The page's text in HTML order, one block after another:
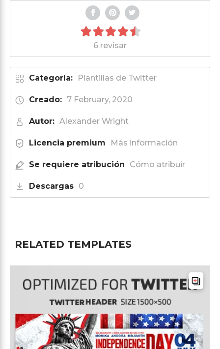
6 revisar
Categoría: Plantillas de Twitter
Creado: 7 February, 2020
Autor: Alexander Wright
Licencia premium Más información
Se requiere atribución Cómo atribuir
Descargas 0
RELATED TEMPLATES